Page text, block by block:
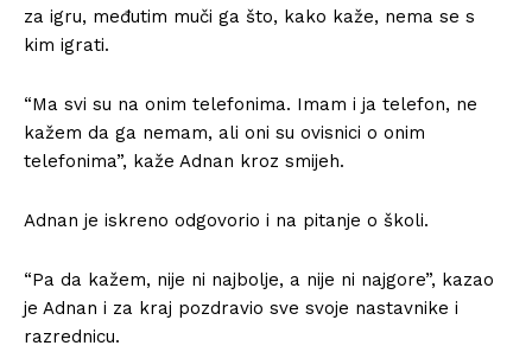
za igru, međutim muči ga što, kako kaže, nema se s
kim igrati.
“Ma svi su na onim telefonima. Imam i ja telefon, ne
kažem da ga nemam, ali oni su ovisnici o onim
telefonima”, kaže Adnan kroz smijeh.
Adnan je iskreno odgovorio i na pitanje o školi.
“Pa da kažem, nije ni najbolje, a nije ni najgore”, kazao
je Adnan i za kraj pozdravio sve svoje nastavnike i
razrednicu.